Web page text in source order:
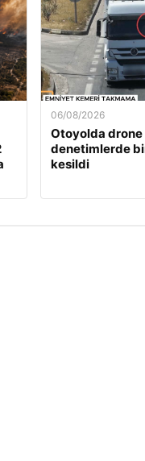
06/08/2026
Otoyolda
denetimlerde
kesildi